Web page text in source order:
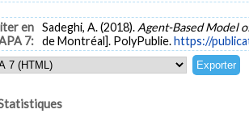
en
7:
Sadeghi, A. (2018). Agent-Based Model
de Montréal]. PolyPublie.https://